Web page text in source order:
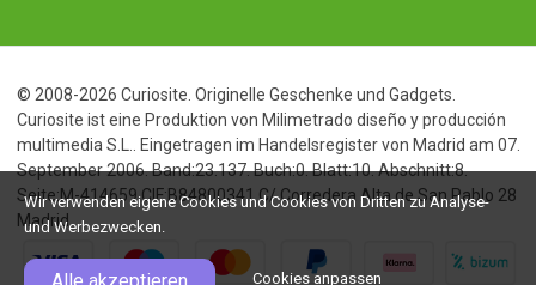
© 2008-2026 Curiosite. Originelle Geschenke und Gadgets.
Curiosite ist eine Produktion von Milimetrado diseño y producción
multimedia S.L.. Eingetragen im Handelsregister von Madrid am 07.
September 2006. Band:23.137. Buch:0. Blatt:10. Abschnitt:8.
Seite:M-414659 CIF:B84800341 C/ Corredera Alta de San Pablo 28
Madrid
Wir verwenden eigene Cookies und Cookies von Dritten zu Analyse-
und Werbezwecken.
Cookies anpassen